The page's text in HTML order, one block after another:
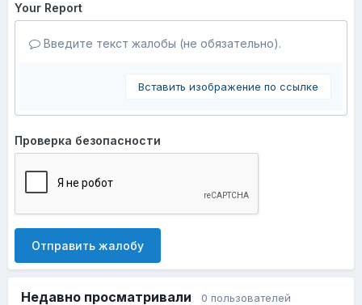
Your Report
Введите текст жалобы (не обязательно).
Вставить изображение по ссылке
Проверка безопасности
Отправить жалобу
Недавно просматривали 0 пользователей